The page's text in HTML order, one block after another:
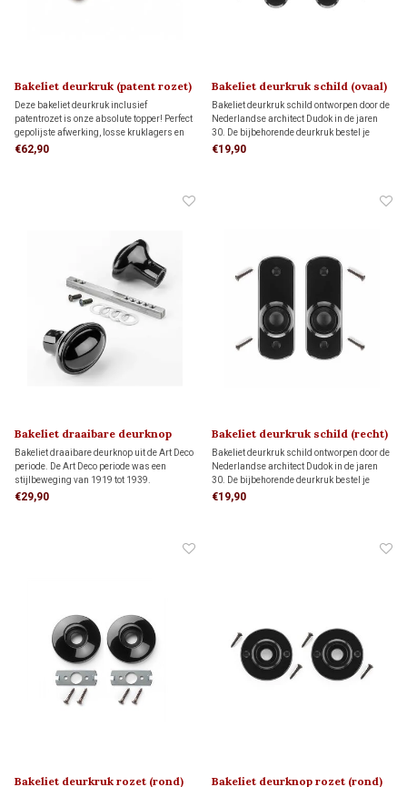
Bakeliet deurkruk (patent rozet)
PHILITE 1930
Deze bakeliet deurkruk inclusief
patentrozet is onze absolute topper! Perfect
gepolijste afwerking, losse kruklagers en
messing vernikkelde patentschroeven voor
€62,90
Bakeliet deurkruk schild (ovaal)
DUDOK 1930
Bakeliet deurkruk schild ontworpen door de
Nederlandse architect Dudok in de jaren
30. De bijbehorende deurkruk bestel je
hieronder apart bij 'gerelateerde producten'
€19,90
Bakeliet draaibare deurknop
ART DECO 1920
Bakeliet draaibare deurknop uit de Art Deco
periode. De Art Deco periode was een
stijlbeweging van 1919 tot 1939.
Bijbehorende rozetten bestel je hieronder
€29,90
Bakeliet deurkruk schild (recht)
DUDOK 1930
Bakeliet deurkruk schild ontworpen door de
Nederlandse architect Dudok in de jaren
30. De bijbehorende deurkruk bestel je
hieronder apart bij 'gerelateerde producten'
€19,90
Bakeliet deurkruk rozet (rond) Bakeliet deurknop rozet (rond)